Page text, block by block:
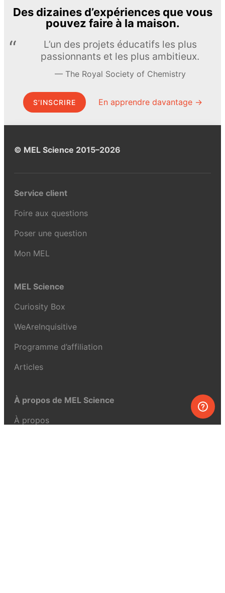
Des dizaines d’expériences que vous
pouvez faire à la maison.
L’un des projets éducatifs les plus
passionnants et les plus ambitieux.
The Royal Society of Chemistry
S’INSCRIRE En apprendre davantage →
© MEL Science 2015–2026
Service client
Foire aux questions
Poser une question
Mon MEL
MEL Science
Curiosity Box
WeAreInquisitive
Programme d’affiliation
Articles
À propos de MEL Science
À propos